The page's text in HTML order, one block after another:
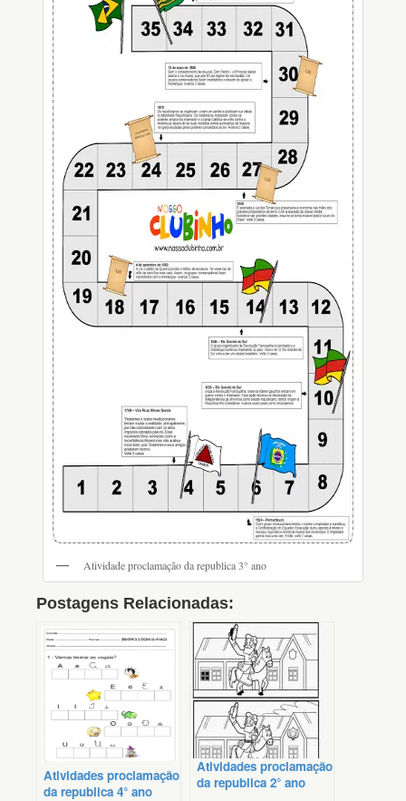
Atividade proclamação da republica 3° ano
Postagens Relacionadas:
Atividades proclamação
da republica 4° ano
Atividades proclamação
da republica 2° ano